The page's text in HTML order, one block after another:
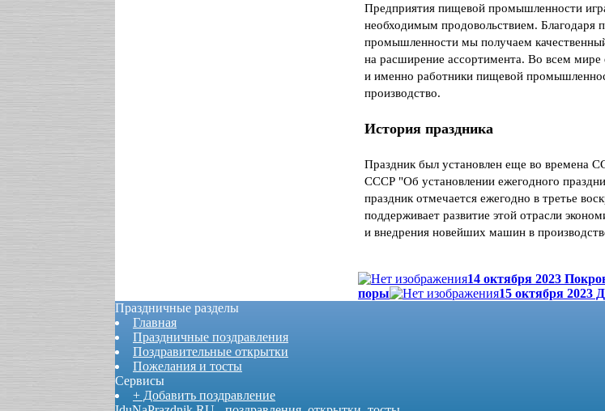
Предприятия пищевой промышленности
необходимым продовольствием. Благодаря
промышленности мы получаем
на расширение ассортимента. Во всем мире
и именно работники пищевой
производство.
История праздника
Праздник был установлен еще во времена
СССР "Об установлении ежегодного
праздник отмечается ежегодно в третье
поддерживает развитие этой отрасли
и внедрения новейших машин в
14 октября 2023
поры
15 октября 2023
Праздничные разделы
Главная
Праздничные поздравления
Поздравительные открытки
Пожелания и тосты
Сервисы
+ Добавить поздравление